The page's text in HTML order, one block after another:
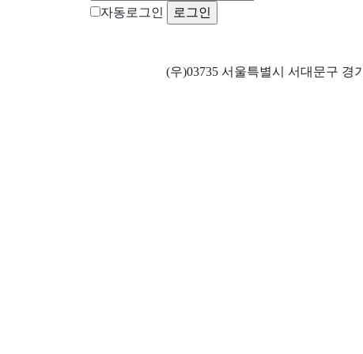
자동로그인
ㅤ ㅤ ㅤㅤ(우)03735 서울특별시 서대문구 경기